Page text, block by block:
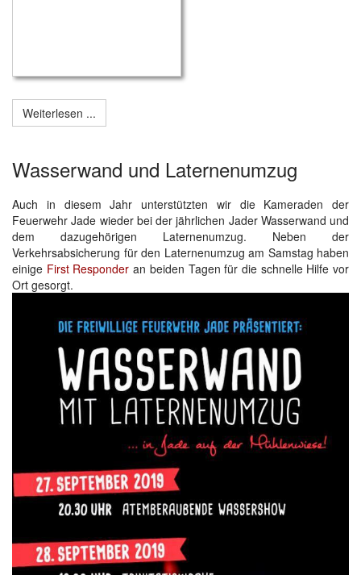
Weiterlesen ...
Wasserwand und Laternenumzug
Auch in diesem Jahr unterstützten wir die Kameraden der
Feuerwehr Jade wieder bei der jährlichen Jader Wasserwand und
dem dazugehörigen Laternenumzug. Neben der
Verkehrsabsicherung für den Laternenumzug am Samstag haben
einige First Responder an beiden Tagen für die schnelle Hilfe vor
Ort gesorgt.